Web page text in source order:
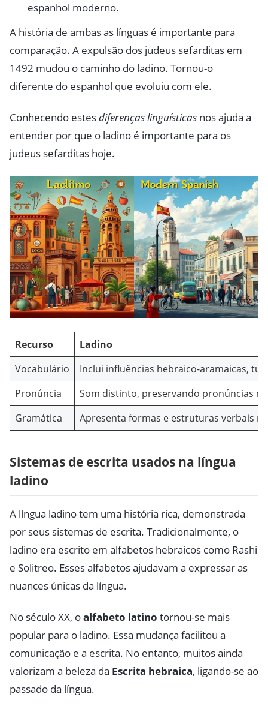
espanhol moderno.
A história de ambas as línguas é importante para
comparação. A expulsão dos judeus sefarditas em
1492 mudou o caminho do ladino. Tornou-o
diferente do espanhol que evoluiu com ele.
Conhecendo estesdiferenças linguísticas nos ajuda a
entender por que o ladino é importante para os
judeus sefarditas hoje.
Recurso
Ladino
Vocabulário
Inclui influências hebraico-aramaicas,
Pronúncia
Som distinto, preservando pronúncias
Gramática
Apresenta formas e estruturas verbais
Sistemas de escrita usados na língua
ladino
A língua ladino tem uma história rica, demonstrada
por seus sistemas de escrita. Tradicionalmente, o
ladino era escrito em alfabetos hebraicos como Rashi
e Solitreo. Esses alfabetos ajudavam a expressar as
nuances únicas da língua.
No século XX, oalfabeto latino tornou-se mais
popular para o ladino. Essa mudança facilitou a
comunicação e a escrita. No entanto, muitos ainda
valorizam a beleza da Escrita hebraica, ligando-se ao
passado da língua.